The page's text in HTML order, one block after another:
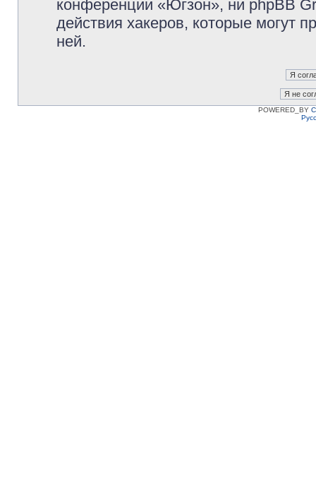
конференции «Югзон», ни phpBB
действия хакеров, которые могут
ней.
POWERED_BY